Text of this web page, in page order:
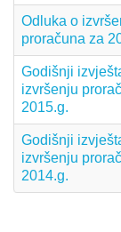
Odluka o
proračuna za
Godišnji
izvršenju
2015.g.
Godišnji
izvršenju
2014.g.